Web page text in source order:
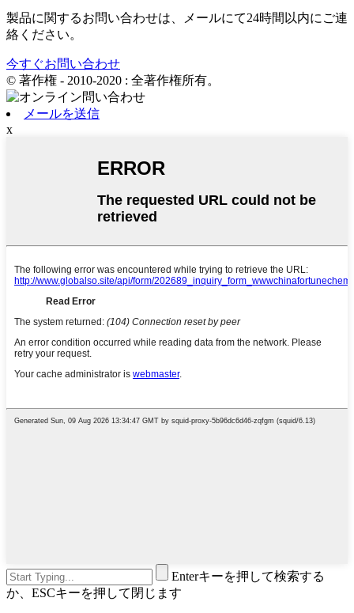
製品に関するお問い合わせは、メールにて24時間以内にご連
絡ください。
今すぐお問い合わせ
© 著作権 - 2010-2020 : 全著作権所有。
メールを送信
x
Enterキーを押して検索する
か、ESCキーを押して閉じます